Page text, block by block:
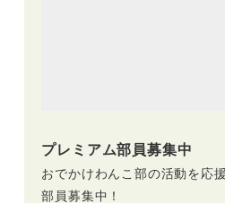
プレミアム部員募集中
おでかけわんこ部の活動を応
部員募集中！